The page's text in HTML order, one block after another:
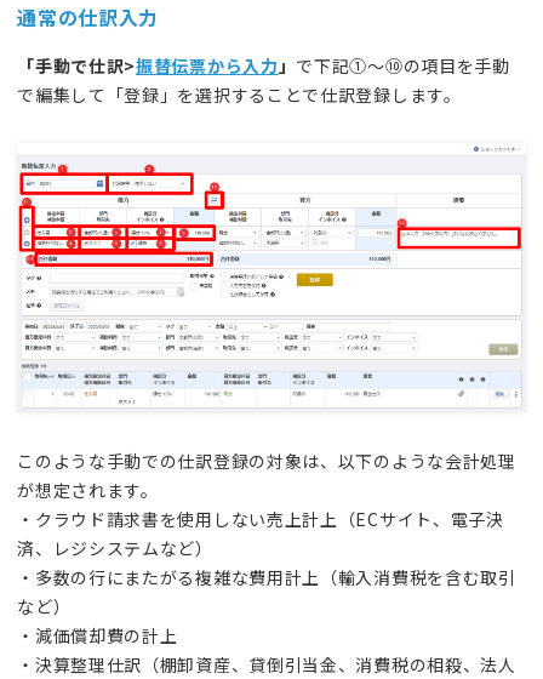
通常の仕訳入力
「手動で仕訳>振替伝票から入力 」 で下記①～⑩の項目を手動
で編集して「登録」を選択することで仕訳登録します。
このような手動での仕訳登録の対象は、以下のような会計処理
が想定されます。
・クラウド請求書を使用しない売上計上（ECサイト、電子決
済、レジシステムなど）
・多数の行にまたがる複雑な費用計上（輸入消費税を含む取引
など）
・減価償却費の計上
・決算整理仕訳（棚卸資産、貸倒引当金、消費税の相殺、法人